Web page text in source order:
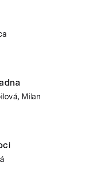
Milan